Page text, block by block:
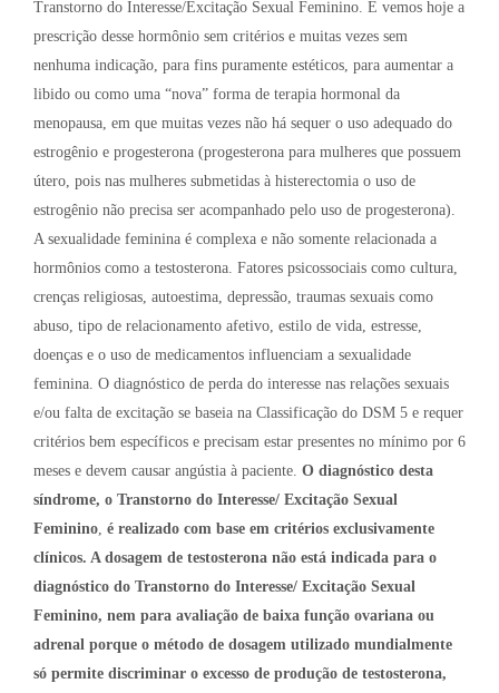
Transtorno do Interesse/Excitação Sexual Feminino. E vemos hoje a
prescrição desse hormônio sem critérios e muitas vezes sem
nenhuma indicação, para fins puramente estéticos, para aumentar a
libido ou como uma “nova” forma de terapia hormonal da
menopausa, em que muitas vezes não há sequer o uso adequado do
estrogênio e progesterona (progesterona para mulheres que possuem
útero, pois nas mulheres submetidas à histerectomia o uso de
estrogênio não precisa ser acompanhado pelo uso de progesterona).
A sexualidade feminina é complexa e não somente relacionada a
hormônios como a testosterona. Fatores psicossociais como cultura,
crenças religiosas, autoestima, depressão, traumas sexuais como
abuso, tipo de relacionamento afetivo, estilo de vida, estresse,
doenças e o uso de medicamentos influenciam a sexualidade
feminina. O diagnóstico de perda do interesse nas relações sexuais
e/ou falta de excitação se baseia na Classificação do DSM 5 e requer
critérios bem específicos e precisam estar presentes no mínimo por 6
meses e devem causar angústia à paciente. O diagnóstico desta
síndrome, o Transtorno do Interesse/ Excitação Sexual
Feminino, é realizado com base em critérios exclusivamente
clínicos. A dosagem de testosterona não está indicada para o
diagnóstico do Transtorno do Interesse/ Excitação Sexual
Feminino, nem para avaliação de baixa função ovariana ou
adrenal porque o método de dosagem utilizado mundialmente
só permite discriminar o excesso de produção de testosterona,